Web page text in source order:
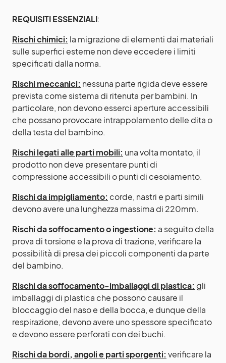
REQUISITI ESSENZIALI:
Rischi chimici: la migrazione di elementi dai materiali
sulle superfici esterne non deve eccedere i limiti
specificati dalla norma.
Rischi meccanici: nessuna parte rigida deve essere
prevista come sistema di ritenuta per bambini. In
particolare, non devono esserci aperture accessibili
che possano provocare intrappolamento delle dita o
della testa del bambino.
Rischi legati alle parti mobili: una volta montato, il
prodotto non deve presentare punti di
compressione accessibili o punti di cesoiamento.
Rischi da impigliamento: corde, nastri e parti simili
devono avere una lunghezza massima di 220mm.
Rischi da soffocamento o ingestione: a seguito della
prova di torsione e la prova di trazione, verificare la
possibilità di presa dei piccoli componenti da parte
del bambino.
Rischi da soffocamento-imballaggi di plastica: gli
imballaggi di plastica che possono causare il
bloccaggio del naso e della bocca, e dunque della
respirazione, devono avere uno spessore specificato
e devono essere perforati con dei buchi.
Rischi da bordi, angoli e parti sporgenti: verificare la